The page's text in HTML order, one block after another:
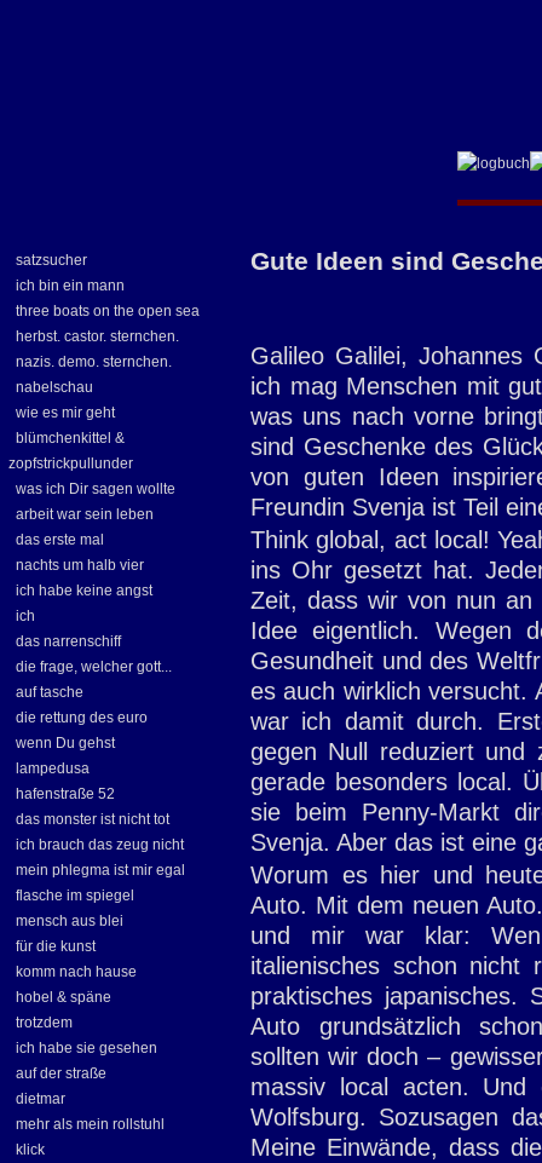
satzsucher
ich bin ein mann
three boats on the open sea
herbst. castor. sternchen.
nazis. demo. sternchen.
nabelschau
wie es mir geht
blümchenkittel &
zopfstrickpullunder
was ich Dir sagen wollte
arbeit war sein leben
das erste mal
nachts um halb vier
ich habe keine angst
ich
das narrenschiff
die frage, welcher gott...
auf tasche
die rettung des euro
wenn Du gehst
lampedusa
hafenstraße 52
das monster ist nicht tot
ich brauch das zeug nicht
mein phlegma ist mir egal
flasche im spiegel
mensch aus blei
für die kunst
komm nach hause
hobel & späne
trotzdem
ich habe sie gesehen
auf der straße
dietmar
mehr als mein rollstuhl
klick
Gute Ideen sind
Galileo Galilei, Johannes
ich mag Menschen mit
was uns nach vorne
sind Geschenke des
von guten Ideen
Freundin Svenja ist Teil
Think global, act local!
ins Ohr gesetzt hat.
Zeit, dass wir von nun
Idee eigentlich. Wegen
Gesundheit und des
es auch wirklich versucht.
war ich damit durch.
gegen Null reduziert und
gerade besonders local.
sie beim Penny-Markt
Svenja. Aber das ist eine
Worum es hier und
Auto. Mit dem neuen
und mir war klar:
italienisches schon nicht
praktisches japanisches.
Auto grundsätzlich
sollten wir doch –
massiv local acten.
Wolfsburg. Sozusagen
Meine Einwände, dass